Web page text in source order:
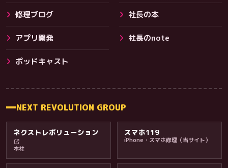
その他サービス
修理ブログ 社長の本
アプリ開発 社長のnote
ポッドキャスト
NEXT REVOLUTION GROUP
ネクストレボリューション
本社
スマホ119
iPhone・スマホ修理（当サイト）